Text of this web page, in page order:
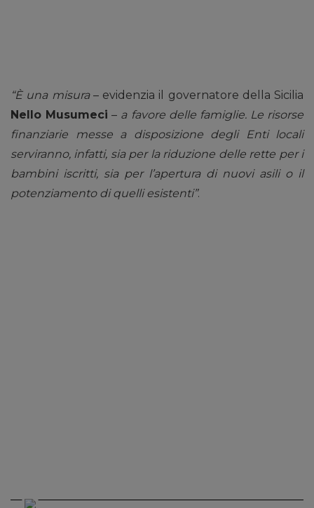
“È una misura– evidenzia il governatore della Sicilia
Nello Musumeci – a favore delle famiglie. Le risorse
finanziarie messe a disposizione degli Enti locali
serviranno, infatti, sia per la riduzione delle rette per i
bambini iscritti, sia per l’apertura di nuovi asili o il
potenziamento di quelli esistenti”.